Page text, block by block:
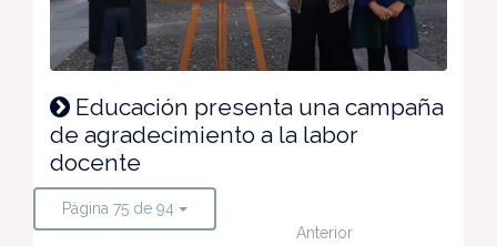
Educación presenta una campaña
de agradecimiento a la labor
docente
Página 75 de 94
Anterior